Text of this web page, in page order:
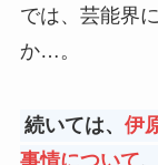
では、芸能界
か…。
続いては、伊